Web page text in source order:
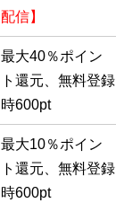
配信】
最大40％ポイン
ト還元、無料登録
時600pt
最大10％ポイン
ト還元、無料登録
時600pt